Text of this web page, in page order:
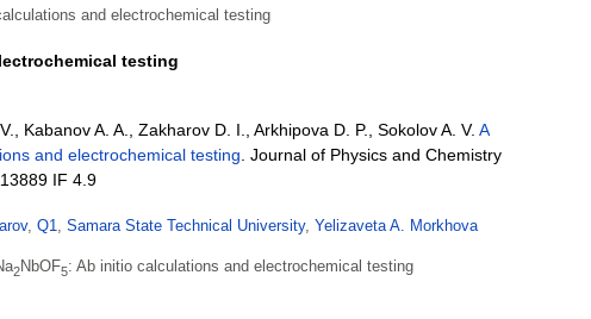
and electrochemical testing
testing
Kabanov A. A., Zakharov D. I., Arkhipova D. P., Sokolov A. V. A
and electrochemical testing. Journal of Physics and Chemistry
IF 4.9
, Q1, Samara State Technical University, Yelizaveta A. Morkhova
2NbOF5: Ab initio calculations and electrochemical testing